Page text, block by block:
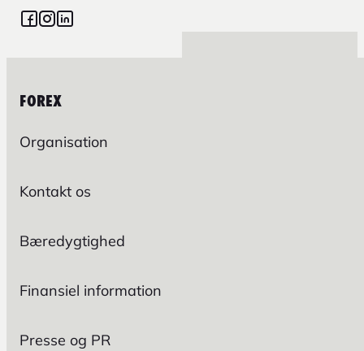
FOREX
Organisation
Kontakt os
Bæredygtighed
Finansiel information
Presse og PR